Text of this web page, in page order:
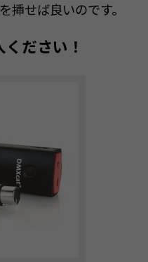
挿せば良いのです。
ださい！